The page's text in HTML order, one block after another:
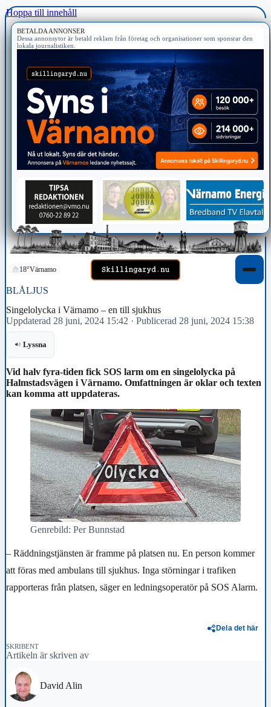
Hoppa till innehåll
BETALDA ANNONSER
Dessa annonsytor är betald reklam från företag och organisationer som sponsrar den
lokala journalistiken.
18°Värnamo
BLÅLJUS
Singelolycka i Värnamo – en till sjukhus
Uppdaterad 28 juni, 2024 15:42 · Publicerad 28 juni, 2024 15:38
Lyssna
Vid halv fyra-tiden fick SOS larm om en singelolycka på
Halmstadsvägen i Värnamo. Omfattningen är oklar och texten
kan komma att uppdateras.
Genrebild: Per Bunnstad
– Räddningstjänsten är framme på platsen nu. En person kommer
att föras med ambulans till sjukhus. Inga störningar i trafiken
rapporteras från platsen, säger en ledningsoperatör på SOS Alarm.
Dela det här
SKRIBENT
Artikeln är skriven av
David Alin